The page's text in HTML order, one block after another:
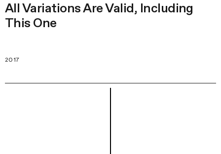
All Variations Are Valid, Including
This One
2017